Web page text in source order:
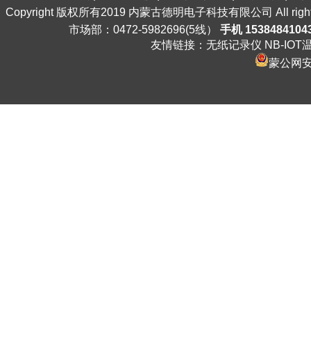
Copyright 版权所有2019 内蒙古德明电子科技有限公司 All
市场部：0472-5982696(5线） 手机
友情链接： 无纸记录仪 NB-IOT
蒙公网